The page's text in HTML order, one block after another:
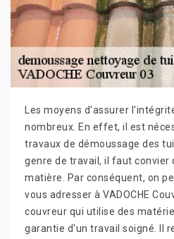
Les moyens d'assurer
nombreux. En effet, il est
travaux de démoussage des
genre de travail, il faut convier
matière. Par conséquent, on
vous adresser à VADOCHE
couvreur qui utilise des
garantie d'un travail soigné. Il